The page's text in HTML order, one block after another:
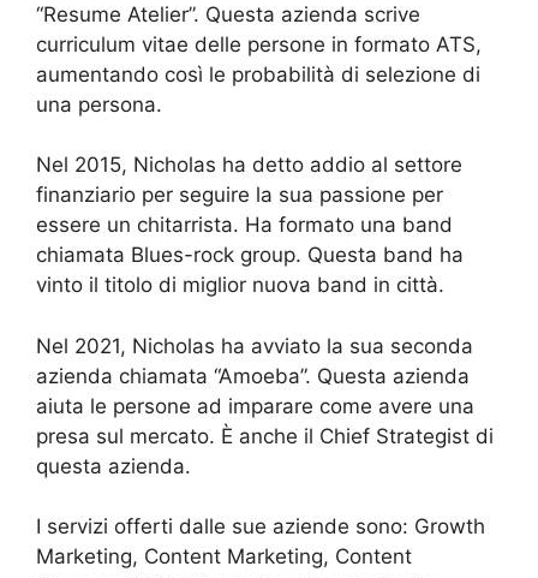
“Resume Atelier”. Questa azienda scrive
curriculum vitae delle persone in formato ATS,
aumentando così le probabilità di selezione di
una persona.
Nel 2015, Nicholas ha detto addio al settore
finanziario per seguire la sua passione per
essere un chitarrista. Ha formato una band
chiamata Blues-rock group. Questa band ha
vinto il titolo di miglior nuova band in città.
Nel 2021, Nicholas ha avviato la sua seconda
azienda chiamata “Amoeba”. Questa azienda
aiuta le persone ad imparare come avere una
presa sul mercato. È anche il Chief Strategist di
questa azienda.
I servizi offerti dalle sue aziende sono: Growth
Marketing, Content Marketing, Content